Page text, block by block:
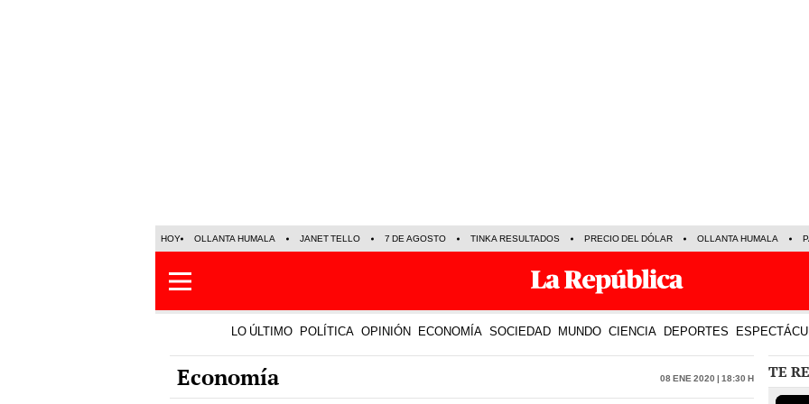
HOY OLLANTA HUMALA JANET TELLO 7 DE AGOSTO TINKA RESULTADOS PRECIO DEL DÓLAR OLLANTA HUMALA
LO ÚLTIMO POLÍTICA OPINIÓN ECONOMÍA SOCIEDAD MUNDO CIENCIA DEPORTES
Economía 08 Ene 2020 | 18:30 h TE